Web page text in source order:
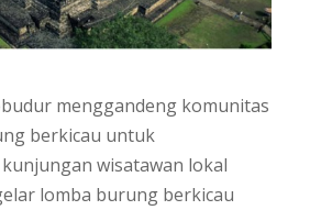
menggandeng komunitas
berkicau untuk
wisatawan lokal
lomba burung berkicau